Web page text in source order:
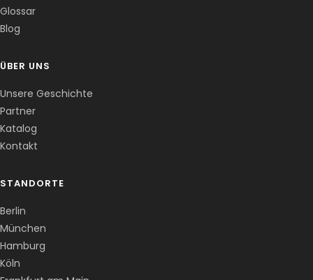
Glossar
Blog
ÜBER UNS
Unsere Geschichte
Partner
Katalog
Kontakt
STANDORTE
Berlin
München
Hamburg
Köln